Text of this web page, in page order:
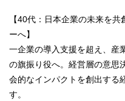
【40代：日本企業の未来を
ーへ】
一企業の導入支援を超え、産
の旗振り役へ。経営層の意思
会的なインパクトを創出する
す。